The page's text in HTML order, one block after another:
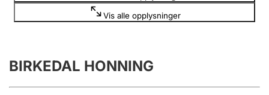
Innsending og forsinkelsesgebyr
Vis alle opplysninger
BIRKEDAL HONNING